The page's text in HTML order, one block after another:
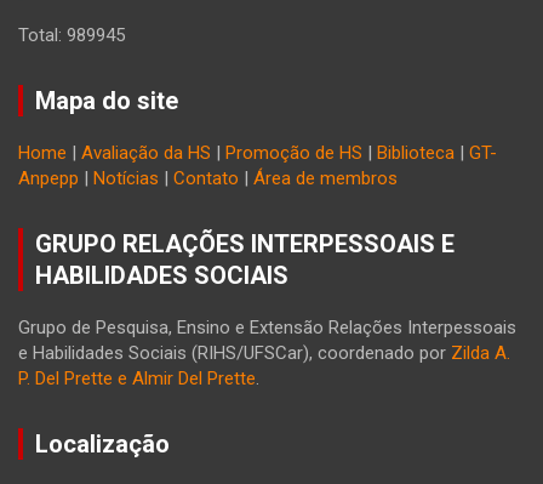
Total: 989945
Mapa do site
Home Avaliação da HS Promoção de HS Biblioteca
GT-
Anpepp
Notícias Contato Área de membros
GRUPO RELAÇÕES INTERPESSOAIS E
HABILIDADES SOCIAIS
Grupo de Pesquisa, Ensino e Extensão Relações Interpessoais
e Habilidades Sociais (RIHS/UFSCar), coordenado por Zilda A.
P. Del Prette e Almir Del Prette.
Localização